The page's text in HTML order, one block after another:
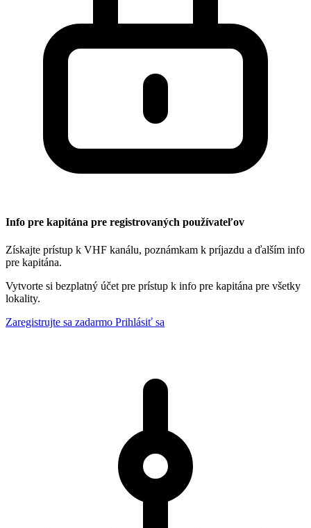
Info pre kapitána pre registrovaných používateľov
Získajte prístup k VHF kanálu, poznámkam k príjazdu a ďalším info
pre kapitána.
Vytvorte si bezplatný účet pre prístup k info pre kapitána pre všetky
lokality.
Zaregistrujte sa zadarmo Prihlásiť sa